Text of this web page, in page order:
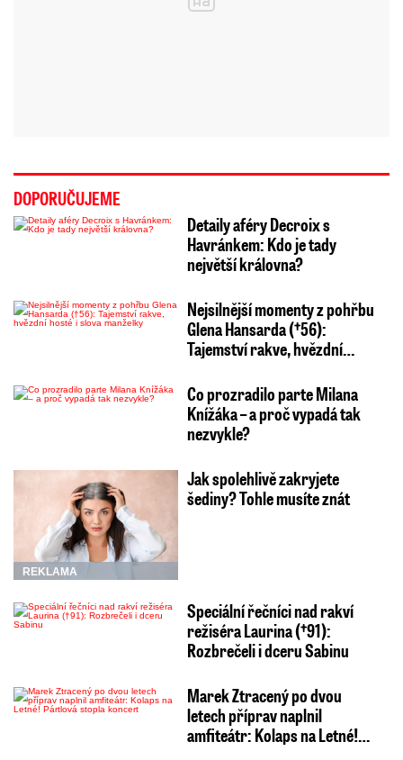
DOPORUČUJEME
Detaily aféry Decroix s
Havránkem: Kdo je tady
největší královna?
Nejsilnější momenty z pohřbu
Glena Hansarda (†56):
Tajemství rakve, hvězdní…
Co prozradilo parte Milana
Knížáka – a proč vypadá tak
nezvykle?
REKLAMA
Jak spolehlivě zakryjete
šediny? Tohle musíte znát
Speciální řečníci nad rakví
režiséra Laurina (†91):
Rozbrečeli i dceru Sabinu
Marek Ztracený po dvou
letech příprav naplnil
amfiteátr: Kolaps na Letné!…